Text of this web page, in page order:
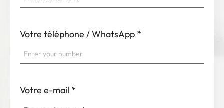
Votre téléphone / WhatsApp *
Votre e-mail *